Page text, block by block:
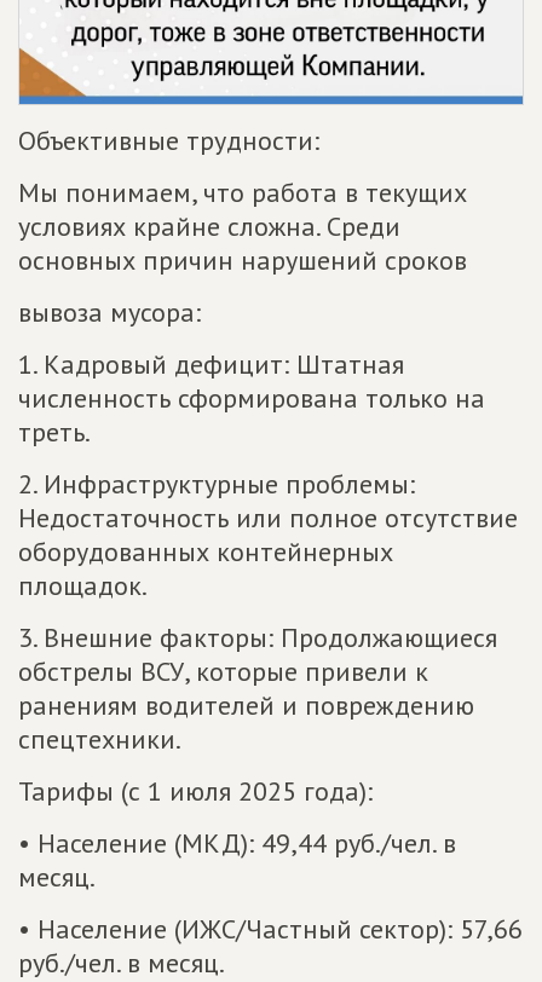
Объективные трудности:
Мы понимаем, что работа в текущих
условиях крайне сложна. Среди
основных причин нарушений сроков
вывоза мусора:
1. Кадровый дефицит: Штатная
численность сформирована только на
треть.
2. Инфраструктурные проблемы:
Недостаточность или полное отсутствие
оборудованных контейнерных
площадок.
3. Внешние факторы: Продолжающиеся
обстрелы ВСУ, которые привели к
ранениям водителей и повреждению
спецтехники.
Тарифы (с 1 июля 2025 года):
• Население (МКД): 49,44 руб./чел. в
месяц.
• Население (ИЖС/Частный сектор): 57,66
руб./чел. в месяц.